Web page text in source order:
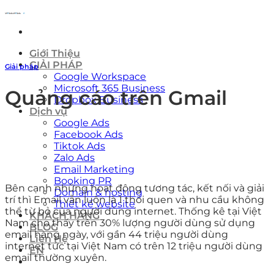
Skip
content
Giới Thiệu
GIẢI PHÁP
Google Workspace
Microsoft 365 Business
Dropbox Business
Dịch vụ
Google Ads
Facebook Ads
Tiktok Ads
Zalo Ads
Email Marketing
Booking PR
Domain & hosting
Thiết kế website
KHÁCH HÀNG
BLOG
Liên Hệ
EN
Giải pháp
Quảng cáo trên Gmail
Bên cạnh những hoạt động tương tác, kết nối và giải
trí thì Email vẫn luôn là 1 thói quen và nhu cầu không
thể từ bỏ của người dùng internet. Thống kê tại Việt
Nam cho thấy trên 30% lượng người dùng sử dụng
email hàng ngày, với gần 44 triệu người dùng
internet tức tại Việt Nam có trên 12 triệu người dùng
email thường xuyên.